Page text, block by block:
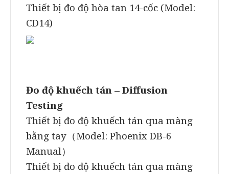
Thiết bị đo độ hòa tan 14-cốc (Model:
CD14)
Đo độ khuếch tán – Diffusion
Testing
Thiết bị đo độ khuếch tán qua màng
bằng tay（Model: Phoenix DB-6
Manual）
Thiết bị đo độ khuếch tán qua màng